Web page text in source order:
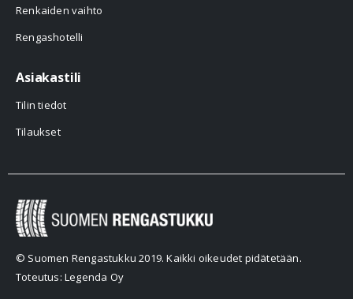
Renkaiden vaihto
Rengashotelli
Asiakastili
Tilin tiedot
Tilaukset
© Suomen Rengastukku 2019. Kaikki oikeudet pidätetään.
Toteutus: Legenda Oy